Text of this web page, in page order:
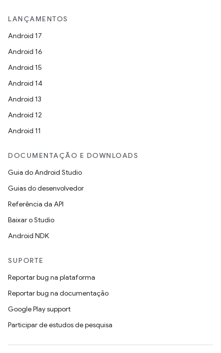
LANÇAMENTOS
Android 17
Android 16
Android 15
Android 14
Android 13
Android 12
Android 11
DOCUMENTAÇÃO E DOWNLOADS
Guia do Android Studio
Guias do desenvolvedor
Referência da API
Baixar o Studio
Android NDK
SUPORTE
Reportar bug na plataforma
Reportar bug na documentação
Google Play support
Participar de estudos de pesquisa